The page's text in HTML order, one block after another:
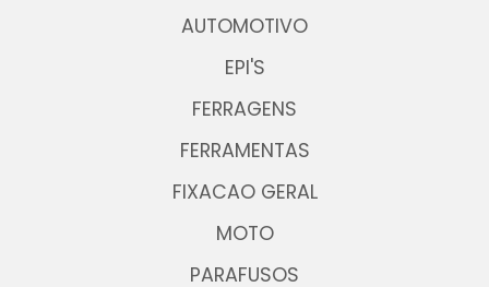
AUTOMOTIVO
EPI'S
FERRAGENS
FERRAMENTAS
FIXACAO GERAL
MOTO
PARAFUSOS